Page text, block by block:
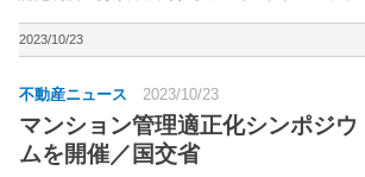
まえ、内容を修正・コメントを追加した「マ...
2023/10/23
不動産ニュース 2023/10/23
マンション管理適正化シンポジウ
ムを開催／国交省